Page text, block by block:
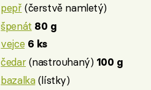
pepř (čerstvě namletý)
špenát 80 g
vejce 6 ks
čedar(nastrouhaný) 100 g
bazalka(lístky)